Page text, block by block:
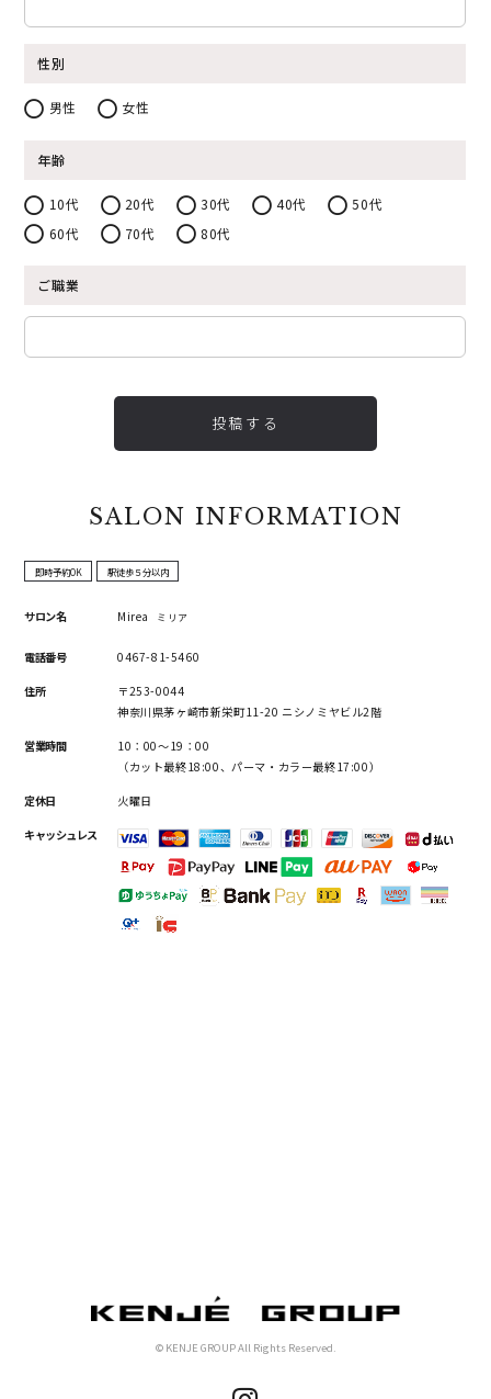
性別
男性 女性
年齢
10代 20代 30代 40代
50代
60代
70代 80代
ご職業
投稿する
SALON INFORMATION
即時予約OK 駅徒歩５分以内
サロン名 Mirea ミリア
電話番号 0467-81-5460
住所
〒253-0044
神奈川県茅ヶ崎市新栄町11-20 ニシノミヤビル2階
営業時間
10：00～19：00
（カット最終18:00、パーマ・カラー最終17:00）
定休日 火曜日
キャッシュレス
© KENJE GROUP All Rights Reserved.